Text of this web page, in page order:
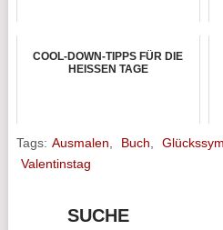
COOL-DOWN-TIPPS FÜR DIE
HEISSEN TAGE
Tags: Ausmalen Buch
Valentinstag
SUCHE